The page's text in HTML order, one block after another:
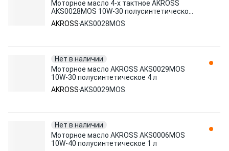
Моторное масло 4-х тактное AKROSS
AKS0028MOS 10W-30 полусинтетическое
1 л
AKROSSAKS0028MOS
Нет в наличии
Моторное масло AKROSS AKS0029MOS
10W-30 полусинтетическое 4 л
AKROSSAKS0029MOS
Нет в наличии
Моторное масло AKROSS AKS0006MOS
10W-40 полусинтетическое 1 л